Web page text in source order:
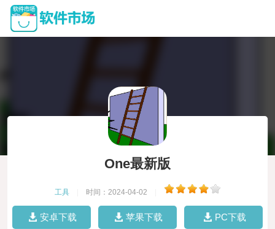
One最新版
工具 时间：2024-04-02
安卓下载 苹果下载 PC下载